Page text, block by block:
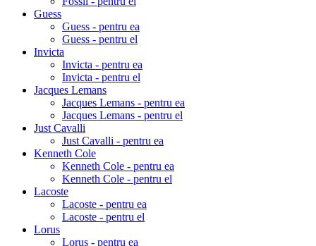
Guess
Guess - pentru ea
Guess - pentru el
Invicta
Invicta - pentru ea
Invicta - pentru el
Jacques Lemans
Jacques Lemans - pentru ea
Jacques Lemans - pentru el
Just Cavalli
Just Cavalli - pentru ea
Kenneth Cole
Kenneth Cole - pentru ea
Kenneth Cole - pentru el
Lacoste
Lacoste - pentru ea
Lacoste - pentru el
Lorus
Lorus - pentru ea